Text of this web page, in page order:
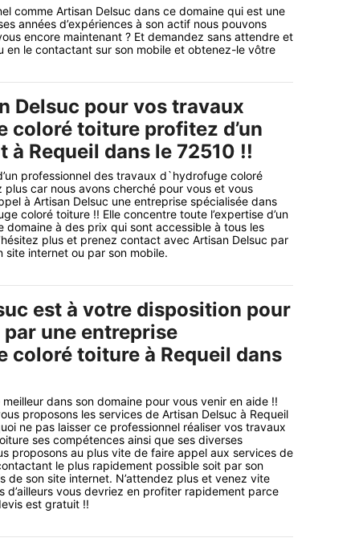
comme Artisan Delsuc dans ce domaine qui est une
années d’expériences à son actif nous pouvons
encore maintenant ? Et demandez sans attendre et
en le contactant sur son mobile et obtenez-le vôtre
Delsuc pour vos travaux
coloré toiture profitez d’un
à Requeil dans le 72510 !!
professionnel des travaux d`hydrofuge coloré
plus car nous avons cherché pour vous et vous
à Artisan Delsuc une entreprise spécialisée dans
coloré toiture !! Elle concentre toute l’expertise d’un
domaine à des prix qui sont accessible à tous les
plus et prenez contact avec Artisan Delsuc par
site internet ou par son mobile.
est à votre disposition pour
une entreprise
coloré toiture à Requeil dans
dans son domaine pour vous venir en aide !!
proposons les services de Artisan Delsuc à Requeil
ne pas laisser ce professionnel réaliser vos travaux
ses compétences ainsi que ses diverses
proposons au plus vite de faire appel aux services de
le plus rapidement possible soit par son
de son site internet. N’attendez plus et venez vite
d’ailleurs vous devriez en profiter rapidement parce
est gratuit !!